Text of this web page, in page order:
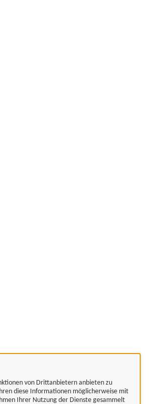
von Drittanbietern anbieten zu
diese Informationen möglicherweise mit
Ihrer Nutzung der Dienste gesammelt